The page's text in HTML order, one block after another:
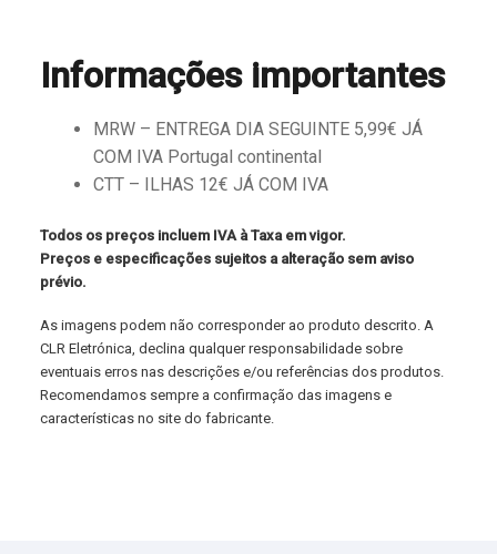
Informações importantes
MRW – ENTREGA DIA SEGUINTE 5,99€ JÁ
COM IVA Portugal continental
CTT – ILHAS 12€ JÁ COM IVA
Todos os preços incluem IVA à Taxa em vigor.
Preços e especificações sujeitos a alteração sem aviso
prévio.
As imagens podem não corresponder ao produto descrito. A
CLR Eletrónica, declina qualquer responsabilidade sobre
eventuais erros nas descrições e/ou referências dos produtos.
Recomendamos sempre a confirmação das imagens e
características no site do fabricante.